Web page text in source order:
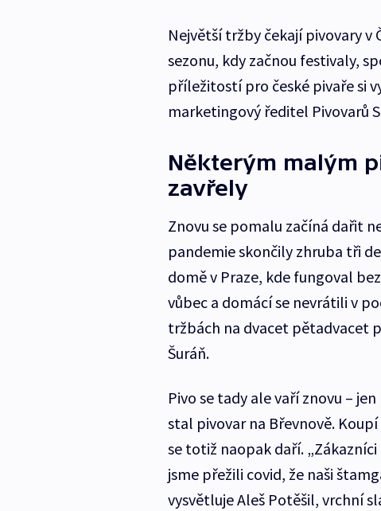
Největší tržby čekají pivovary v
sezonu, kdy začnou festivaly,
příležitostí pro české pivaře si
marketingový ředitel Pivovarů
Některým malým
zavřely
Znovu se pomalu začíná dařit
pandemie skončily zhruba tři
domě v Praze, kde fungoval
vůbec a domácí se nevrátili v
tržbách na dvacet pětadvacet
Šuráň.
Pivo se tady ale vaří znovu –
stal pivovar na Břevnově.
se totiž naopak daří.
jsme přežili covid, že naši
vysvětluje Aleš Potěšil, vrchní